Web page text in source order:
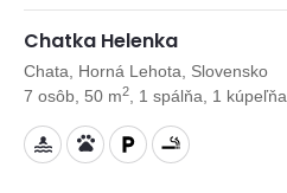
Chatka Helenka
Chata, Horná Lehota, Slovensko
7 osôb, 50 m2 , 1 spálňa, 1 kúpeľňa